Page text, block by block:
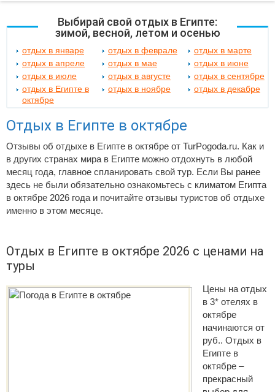
Выбирай свой отдых в Египте:
зимой, весной, летом и осенью
отдых в январе отдых в феврале
отдых в марте
отдых в апреле
отдых в мае
отдых в июне
отдых в июле
отдых в августе
отдых в сентябре
отдых в Египте в
октябре
отдых в ноябре отдых в декабре
Отдых в Египте в октябре
Отзывы об отдыхе в Египте в октябре от TurPogoda.ru. Как и
в других странах мира в Египте можно отдохнуть в любой
месяц года, главное спланировать свой тур. Если Вы ранее
здесь не были обязательно ознакомьтесь с климатом Египта
в октябре 2026 года и почитайте отзывы туристов об отдыхе
именно в этом месяце.
Отдых в Египте в октябре 2026 с ценами на
туры
Цены на отдых
в 3* отелях в
октябре
начинаются от
руб.. Отдых в
Египте в
октябре –
прекрасный